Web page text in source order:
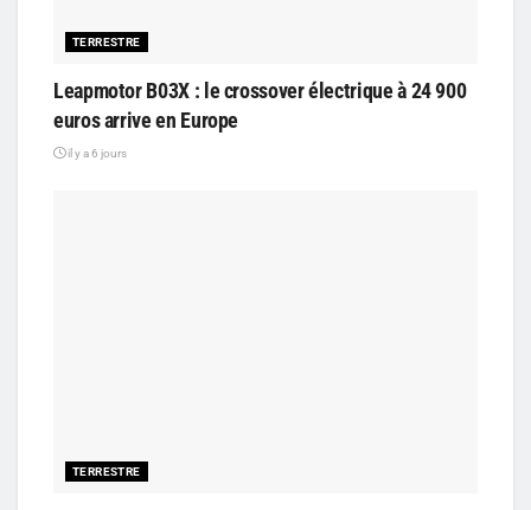
TERRESTRE
Leapmotor B03X : le crossover électrique à 24 900
euros arrive en Europe
il y a 6 jours
TERRESTRE